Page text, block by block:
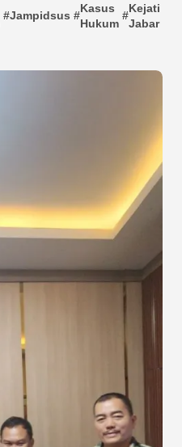
#Jampidsus #
Kasus
Hukum
#
Kejati
Jabar